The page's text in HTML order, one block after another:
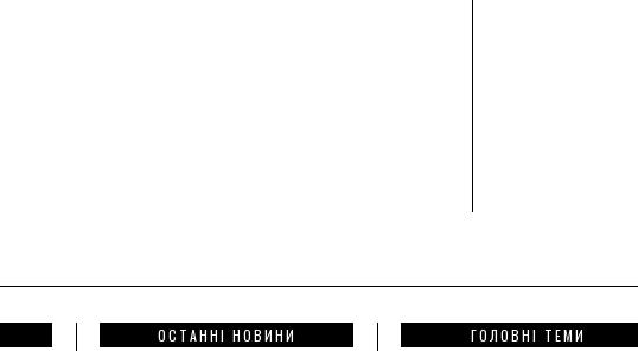
ОСТАННІ НОВИНИ ГОЛОВНІ ТЕМИ